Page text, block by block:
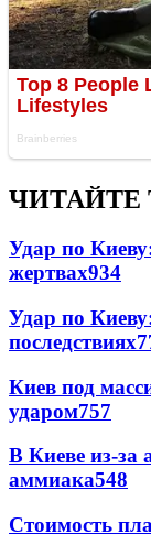
ЧИТАЙТЕ
Удар по
жертвах934
Удар по
последствиях
Киев под
ударом757
В Киеве из-за
аммиака548
Стоимость